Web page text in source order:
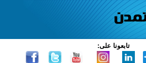
تابعونا على: